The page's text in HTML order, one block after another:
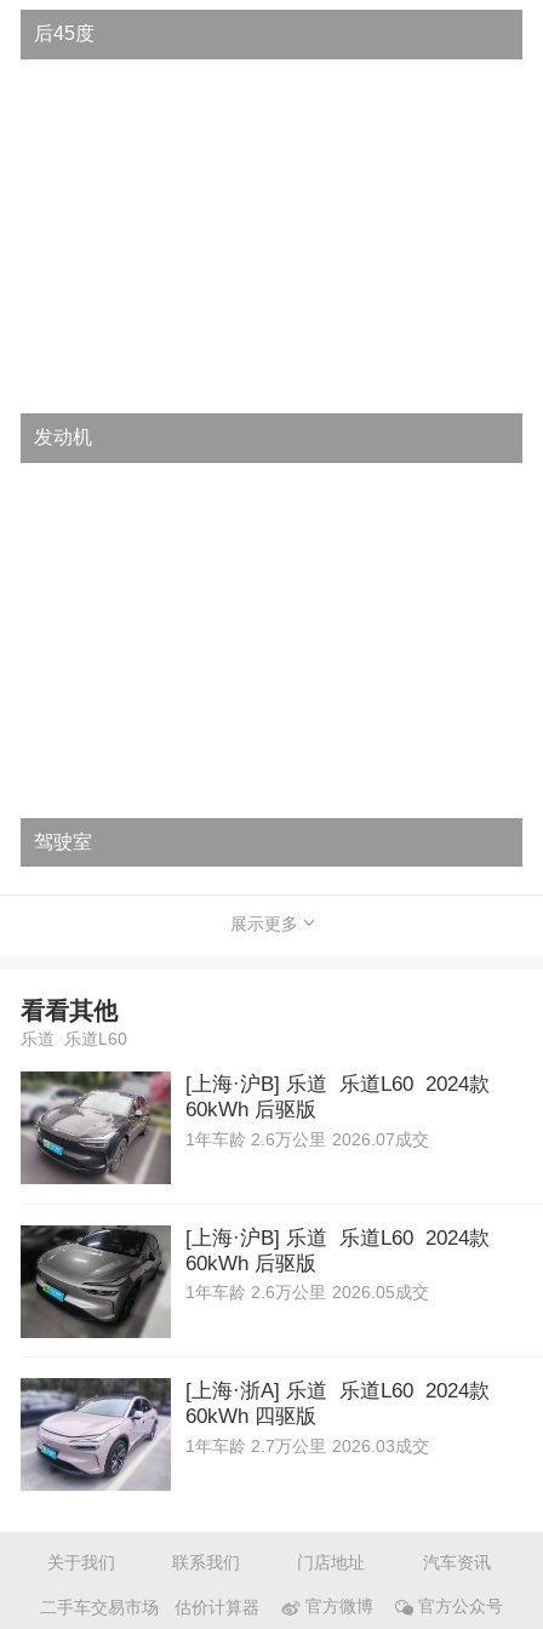
后45度
发动机
驾驶室
展示更多
看看其他
乐道 乐道L60
[上海·沪B] 乐道 乐道L60 2024款
60kWh 后驱版
1年车龄 2.6万公里 2026.07成交
[上海·沪B] 乐道 乐道L60 2024款
60kWh 后驱版
1年车龄 2.6万公里 2026.05成交
[上海·浙A] 乐道 乐道L60 2024款
60kWh 四驱版
1年车龄 2.7万公里 2026.03成交
关于我们 联系我们 门店地址 汽车资讯
二手车交易市场 估价计算器 官方微博 官方公众号